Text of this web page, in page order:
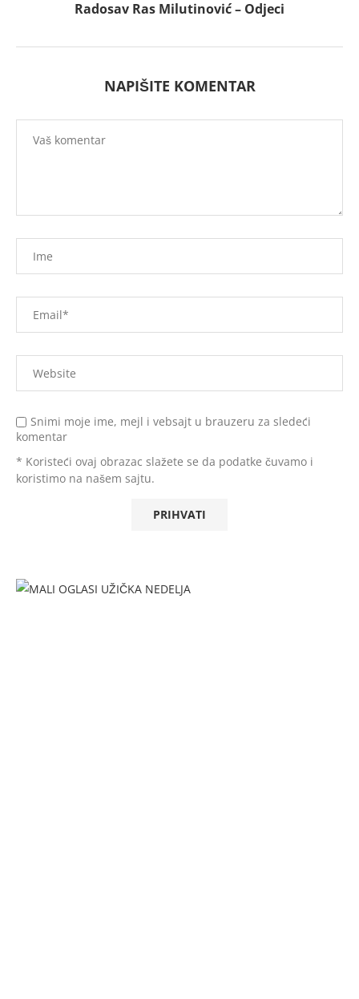
Radosav Ras Milutinović – Odjeci
NAPIŠITE KOMENTAR
Snimi moje ime, mejl i vebsajt u brauzeru za sledeći
komentar
* Koristeći ovaj obrazac slažete se da podatke čuvamo i
koristimo na našem sajtu.